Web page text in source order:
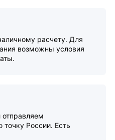
расчету. Для
возможны условия
России. Есть